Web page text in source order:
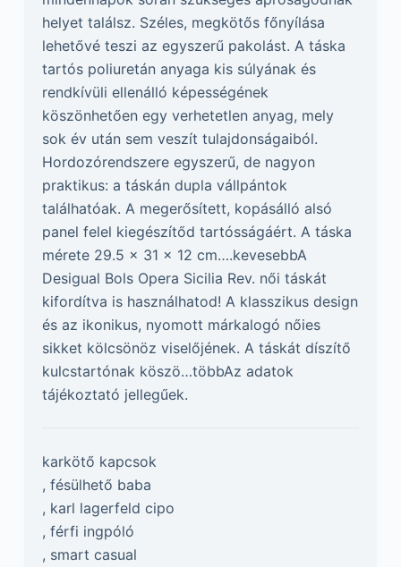
helyet találsz. Széles, megkötős főnyílása
lehetővé teszi az egyszerű pakolást. A táska
tartós poliuretán anyaga kis súlyának és
rendkívüli ellenálló képességének
köszönhetően egy verhetetlen anyag, mely
sok év után sem veszít tulajdonságaiból.
Hordozórendszere egyszerű, de nagyon
praktikus: a táskán dupla vállpántok
találhatóak. A megerősített, kopásálló alsó
panel felel kiegészítőd tartósságáért. A táska
mérete 29.5 x 31 x 12 cm….kevesebbA
Desigual Bols Opera Sicilia Rev. női táskát
kifordítva is használhatod! A klasszikus design
és az ikonikus, nyomott márkalogó nőies
sikket kölcsönöz viselőjének. A táskát díszítő
kulcstartónak köszö…többAz adatok
tájékoztató jellegűek.
karkötő kapcsok
, fésülhető baba
, karl lagerfeld cipo
, férfi ingpóló
, smart casual